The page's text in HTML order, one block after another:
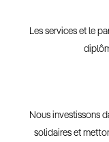
Les services et le
Nous investissons
solidaires et